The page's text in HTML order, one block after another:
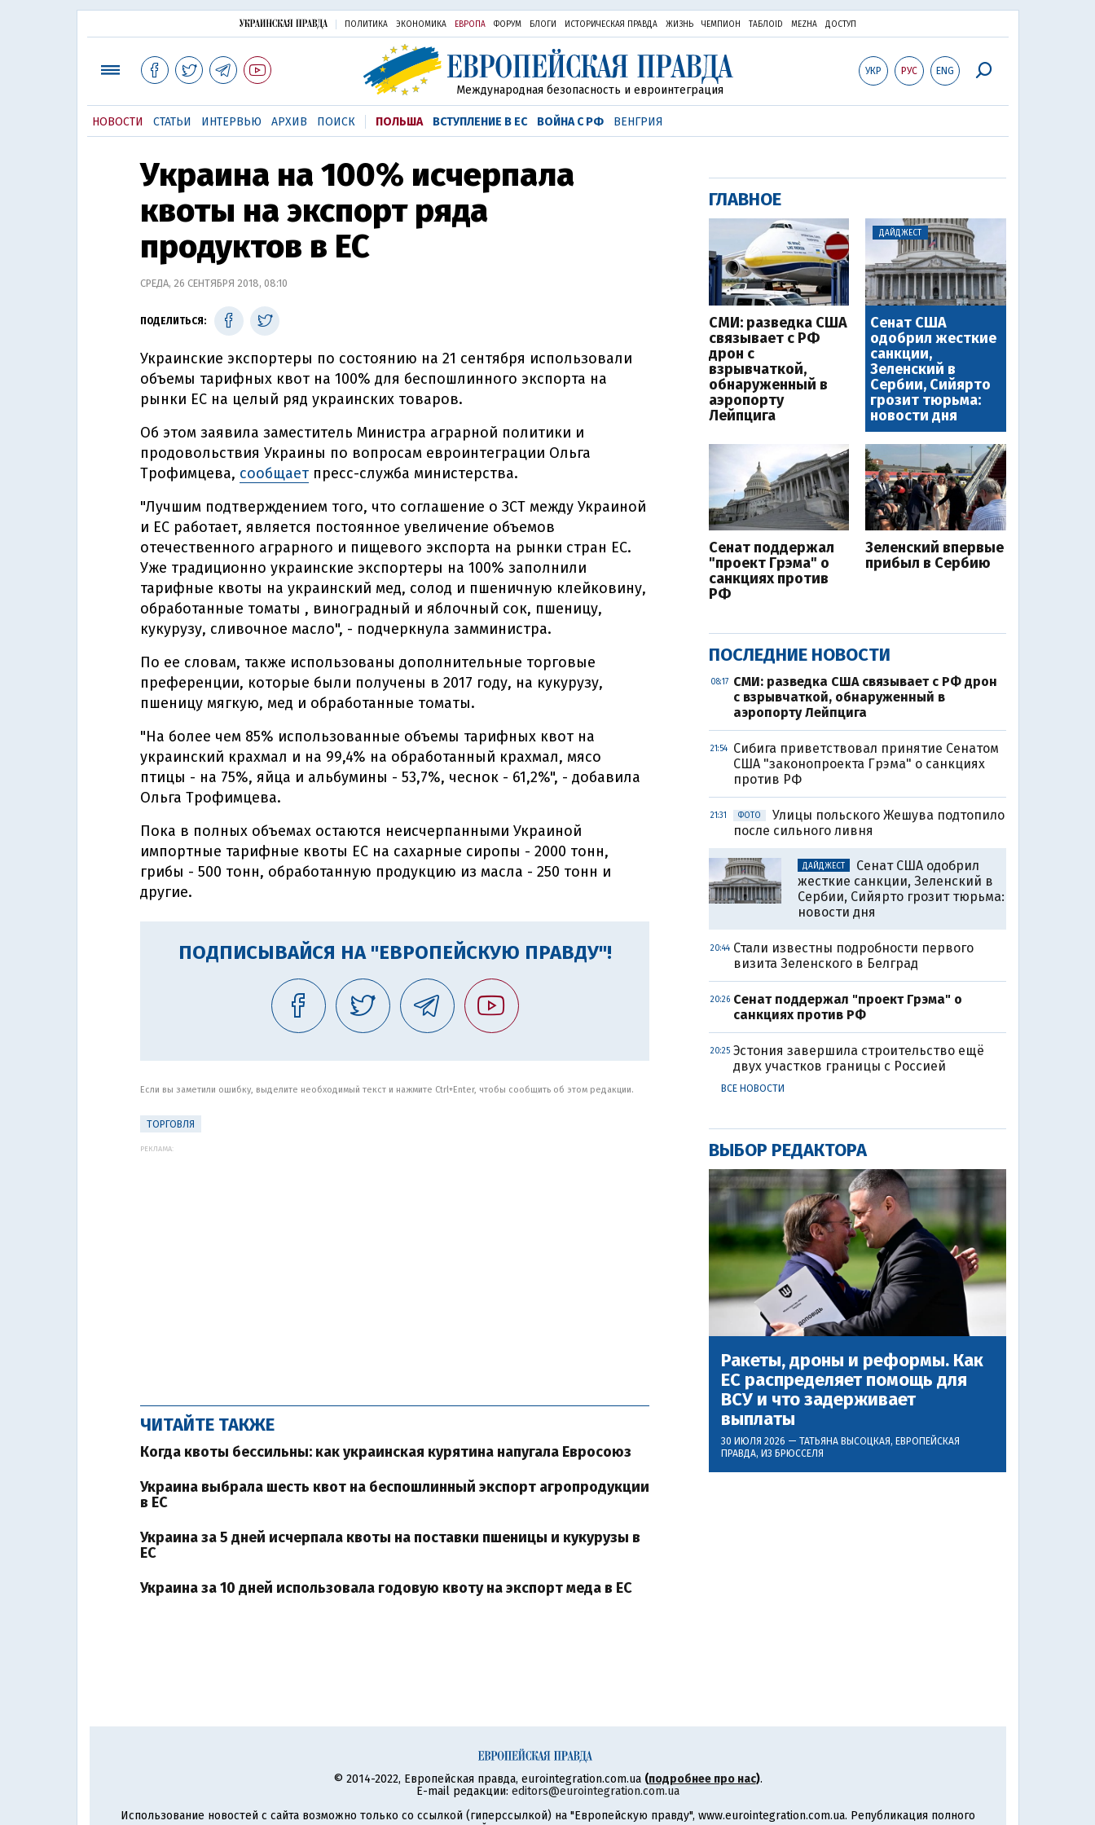
ПОЛИТИКА ЭКОНОМИКА ЕВРОПА ФОРУМ БЛОГИ ИСТОРИЧЕСКАЯ ПРАВДА ЖИЗНЬ ЧЕМПИОН ТАБЛОID MEZHA ДОСТУП
УКР РУС ENG
Международная безопасность и евроинтеграция
НОВОСТИ СТАТЬИ ИНТЕРВЬЮ АРХИВ ПОИСК ПОЛЬША ВСТУПЛЕНИЕ В ЕС ВОЙНА С РФ ВЕНГРИЯ
Украина на 100% исчерпала
квоты на экспорт ряда
продуктов в ЕС
СРЕДА, 26 СЕНТЯБРЯ 2018, 08:10
ПОДЕЛИТЬСЯ:
Украинские экспортеры по состоянию на 21 сентября использовали
объемы тарифных квот на 100% для беспошлинного экспорта на
рынки ЕС на целый ряд украинских товаров.
Об этом заявила заместитель Министра аграрной политики и
продовольствия Украины по вопросам евроинтеграции Ольга
Трофимцева, сообщает пресс-служба министерства.
"Лучшим подтверждением того, что соглашение о ЗСТ между Украиной
и ЕС работает, является постоянное увеличение объемов
отечественного аграрного и пищевого экспорта на рынки стран ЕС.
Уже традиционно украинские экспортеры на 100% заполнили
тарифные квоты на украинский мед, солод и пшеничную клейковину,
обработанные томаты , виноградный и яблочный сок, пшеницу,
кукурузу, сливочное масло", - подчеркнула замминистра.
По ее словам, также использованы дополнительные торговые
преференции, которые были получены в 2017 году, на кукурузу,
пшеницу мягкую, мед и обработанные томаты.
"На более чем 85% использованные объемы тарифных квот на
украинский крахмал и на 99,4% на обработанный крахмал, мясо
птицы - на 75%, яйца и альбумины - 53,7%, чеснок - 61,2%", - добавила
Ольга Трофимцева.
Пока в полных объемах остаются неисчерпанными Украиной
импортные тарифные квоты ЕС на сахарные сиропы - 2000 тонн,
грибы - 500 тонн, обработанную продукцию из масла - 250 тонн и
другие.
ПОДПИСЫВАЙСЯ НА "ЕВРОПЕЙСКУЮ ПРАВДУ"!
Если вы заметили ошибку, выделите необходимый текст и нажмите Ctrl+Enter, чтобы сообщить об этом редакции.
ТОРГОВЛЯ
РЕКЛАМА:
ЧИТАЙТЕ ТАКЖЕ
Когда квоты бессильны: как украинская курятина напугала Евросоюз
Украина выбрала шесть квот на беспошлинный экспорт агропродукции
в ЕС
Украина за 5 дней исчерпала квоты на поставки пшеницы и кукурузы в
ЕС
Украина за 10 дней использовала годовую квоту на экспорт меда в ЕС
ГЛАВНОЕ
СМИ: разведка США
связывает с РФ
дрон с
взрывчаткой,
обнаруженный в
аэропорту
Лейпцига
ДАЙДЖЕСТ
Сенат США
одобрил жесткие
санкции,
Зеленский в
Сербии, Сийярто
грозит тюрьма:
новости дня
Сенат поддержал
"проект Грэма" о
санкциях против
РФ
Зеленский впервые
прибыл в Сербию
ПОСЛЕДНИЕ НОВОСТИ
08:17
СМИ: разведка США связывает с РФ дрон
с взрывчаткой, обнаруженный в
аэропорту Лейпцига
21:54
Сибига приветствовал принятие Сенатом
США "законопроекта Грэма" о санкциях
против РФ
21:31 ФОТО
Улицы польского Жешува подтопило
после сильного ливня
ДАЙДЖЕСТ
Сенат США одобрил
жесткие санкции, Зеленский в
Сербии, Сийярто грозит тюрьма:
новости дня
20:44 Стали известны подробности первого
визита Зеленского в Белград
20:26 Сенат поддержал "проект Грэма" о
санкциях против РФ
20:25 Эстония завершила строительство ещё
двух участков границы с Россией
ВСЕ НОВОСТИ
ВЫБОР РЕДАКТОРА
Ракеты, дроны и реформы. Как
ЕС распределяет помощь для
ВСУ и что задерживает
выплаты
30 ИЮЛЯ 2026 — ТАТЬЯНА ВЫСОЦКАЯ, ЕВРОПЕЙСКАЯ
ПРАВДА, ИЗ БРЮССЕЛЯ
© 2014-2022, Европейская правда, eurointegration.com.ua (подробнее про нас).
E-mail редакции: editors@eurointegration.com.ua
Использование новостей с сайта возможно только со ссылкой (гиперссылкой) на "Европейскую правду", www.eurointegration.com.ua. Републикация полного